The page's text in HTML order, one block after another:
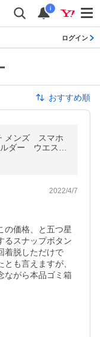
i
ログイン
おすすめ順
メンズ スマホ
ダー ウエスト
2022/4/7
の価格、と五つ星
るスナップボタン
着脱しただけで
も言えますが、
ながら本品ゴミ箱